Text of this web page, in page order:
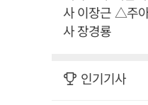
사 이장근 △주
사 장경룡
인기기사